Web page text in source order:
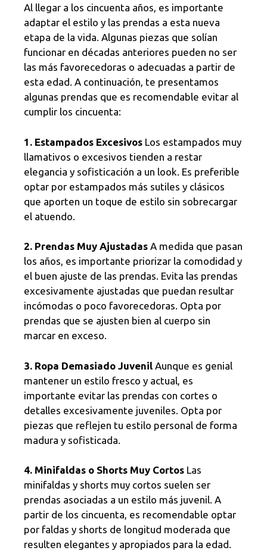
Al llegar a los cincuenta años, es importante
adaptar el estilo y las prendas a esta nueva
etapa de la vida. Algunas piezas que solían
funcionar en décadas anteriores pueden no ser
las más favorecedoras o adecuadas a partir de
esta edad. A continuación, te presentamos
algunas prendas que es recomendable evitar al
cumplir los cincuenta:
1. Estampados Excesivos Los estampados muy
llamativos o excesivos tienden a restar
elegancia y sofisticación a un look. Es preferible
optar por estampados más sutiles y clásicos
que aporten un toque de estilo sin sobrecargar
el atuendo.
2. Prendas Muy Ajustadas A medida que pasan
los años, es importante priorizar la comodidad y
el buen ajuste de las prendas. Evita las prendas
excesivamente ajustadas que puedan resultar
incómodas o poco favorecedoras. Opta por
prendas que se ajusten bien al cuerpo sin
marcar en exceso.
3. Ropa Demasiado Juvenil Aunque es genial
mantener un estilo fresco y actual, es
importante evitar las prendas con cortes o
detalles excesivamente juveniles. Opta por
piezas que reflejen tu estilo personal de forma
madura y sofisticada.
4. Minifaldas o Shorts Muy Cortos Las
minifaldas y shorts muy cortos suelen ser
prendas asociadas a un estilo más juvenil. A
partir de los cincuenta, es recomendable optar
por faldas y shorts de longitud moderada que
resulten elegantes y apropiados para la edad.